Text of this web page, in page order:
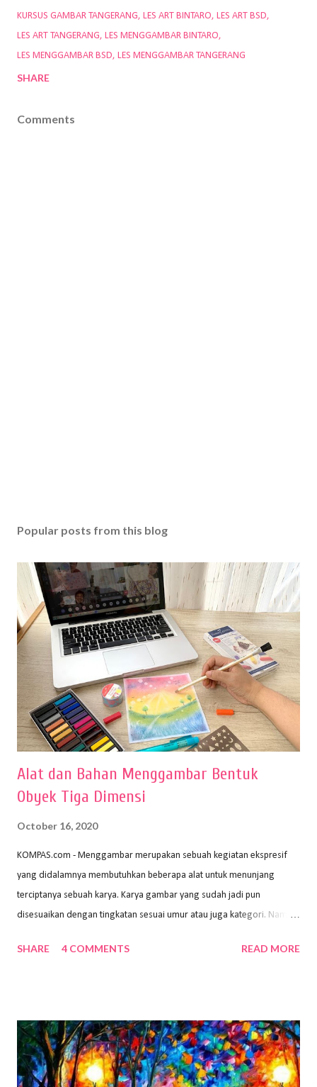
KURSUS GAMBAR TANGERANG
LES ART BINTARO
LES ART BSD
LES ART TANGERANG
LES MENGGAMBAR BINTARO
LES MENGGAMBAR BSD
LES MENGGAMBAR TANGERANG
SHARE
Comments
Popular posts from this blog
Alat dan Bahan Menggambar Bentuk
Obyek Tiga Dimensi
October 16, 2020
KOMPAS.com - Menggambar merupakan sebuah kegiatan ekspresif
yang didalamnya membutuhkan beberapa alat untuk menunjang
terciptanya sebuah karya. Karya gambar yang sudah jadi pun
disesuaikan dengan tingkatan sesuai umur atau juga kategori. Namun,
sehingga hasilnya bisa dilihat. Peran alat dan bahan sangat
memiliki spesifikasi berbeda sesuai jenisnya. Berikut peralatan
menggambar bentuk: 1. Kertas Gambar Kegiatan menggambar
membutuhkan kertas yang baik agar proses pembuatan gambar lebih
SHARE 4 COMMENTS READ MORE